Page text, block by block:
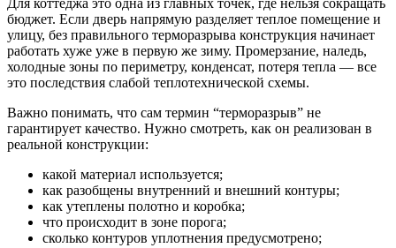
Для коттеджа это одна из главных точек, где нельзя сокращать
бюджет. Если дверь напрямую разделяет теплое помещение и
улицу, без правильного терморазрыва конструкция начинает
работать хуже уже в первую же зиму. Промерзание, наледь,
холодные зоны по периметру, конденсат, потеря тепла — все
это последствия слабой теплотехнической схемы.
Важно понимать, что сам термин “терморазрыв” не
гарантирует качество. Нужно смотреть, как он реализован в
реальной конструкции:
какой материал используется;
как разобщены внутренний и внешний контуры;
как утеплены полотно и коробка;
что происходит в зоне порога;
сколько контуров уплотнения предусмотрено;